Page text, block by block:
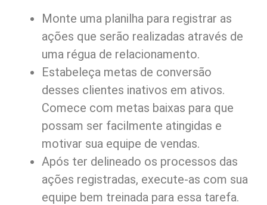
Monte uma planilha para registrar as
ações que serão realizadas através de
uma régua de relacionamento.
Estabeleça metas de conversão
desses clientes inativos em ativos.
Comece com metas baixas para que
possam ser facilmente atingidas e
motivar sua equipe de vendas.
Após ter delineado os processos das
ações registradas, execute-as com sua
equipe bem treinada para essa tarefa.